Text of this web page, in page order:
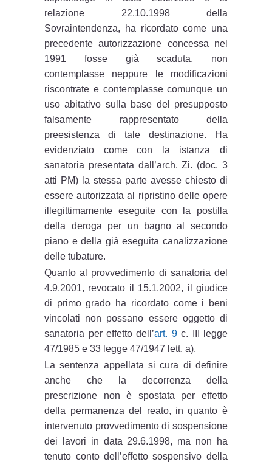
relazione 22.10.1998 della
Sovraintendenza, ha ricordato come una
precedente autorizzazione concessa nel
1991 fosse già scaduta, non
contemplasse neppure le modificazioni
riscontrate e contemplasse comunque un
uso abitativo sulla base del presupposto
falsamente rappresentato della
preesistenza di tale destinazione. Ha
evidenziato come con la istanza di
sanatoria presentata dall’arch. Zi. (doc. 3
atti PM) la stessa parte avesse chiesto di
essere autorizzata al ripristino delle opere
illegittimamente eseguite con la postilla
della deroga per un bagno al secondo
piano e della già eseguita canalizzazione
delle tubature.
Quanto al provvedimento di sanatoria del
4.9.2001, revocato il 15.1.2002, il giudice
di primo grado ha ricordato come i beni
vincolati non possano essere oggetto di
sanatoria per effetto dell’art. 9c. III legge
47/1985 e 33 legge 47/1947 lett. a).
La sentenza appellata si cura di definire
anche che la decorrenza della
prescrizione non è spostata per effetto
della permanenza del reato, in quanto è
intervenuto provvedimento di sospensione
dei lavori in data 29.6.1998, ma non ha
tenuto conto dell’effetto sospensivo della